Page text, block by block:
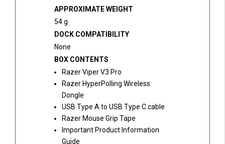
APPROXIMATE WEIGHT
54 g
DOCK COMPATIBILITY
None
BOX CONTENTS
Razer Viper V3 Pro
Razer HyperPolling Wireless
Dongle
USB Type A to USB Type C cable
Razer Mouse Grip Tape
Important Product Information
Guide